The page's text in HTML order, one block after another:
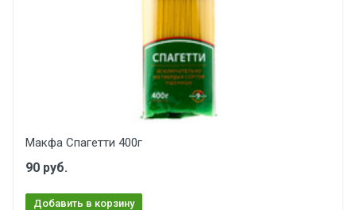
Макфа Спагетти 400г
90 руб.
Добавить в корзину